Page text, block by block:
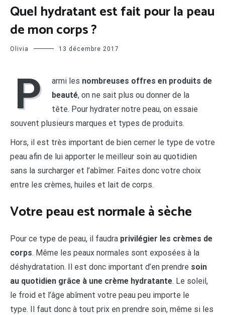
Quel hydratant est fait pour la peau
de mon corps ?
Olivia 13 décembre 2017
P armi les nombreuses offres en produits de
beauté, on ne sait plus ou donner de la
tête. Pour hydrater notre peau, on essaie
souvent plusieurs marques et types de produits.
Hors, il est très important de bien cerner le type de votre
peau afin de lui apporter le meilleur soin au quotidien
sans la surcharger et l’abîmer. Faites donc votre choix
entre les crèmes, huiles et lait de corps.
Votre peau est normale à sèche
Pour ce type de peau, il faudra privilégier les crèmes de
corps. Même les peaux normales sont exposées à la
déshydratation. Il est donc important d’en prendre soin
au quotidien grâce à une crème hydratante. Le soleil,
le froid et l’âge abîment votre peau peu importe le
type. Il faut donc à tout prix en prendre soin, même si les